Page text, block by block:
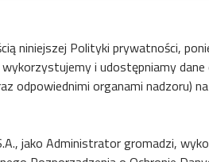
niniejszej Polityki prywatności,
i udostępniamy
odpowiednimi organami nadzoru)
jako Administrator gromadzi,